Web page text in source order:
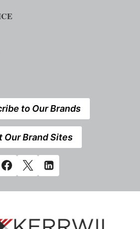
to Our Brands
Our Brand Sites